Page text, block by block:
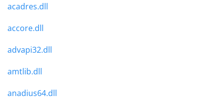
acadres.dll
accore.dll
advapi32.dll
amtlib.dll
anadius64.dll